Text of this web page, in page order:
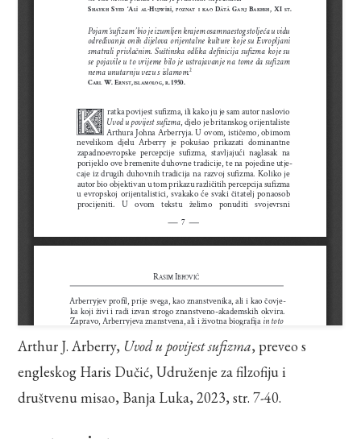
Arthur J. Arberry, Uvod u povijest sufizma, preveo s
engleskog Haris Dučić, Udruženje za filzofiju i
društvenu misao, Banja Luka, 2023, str. 7-40.